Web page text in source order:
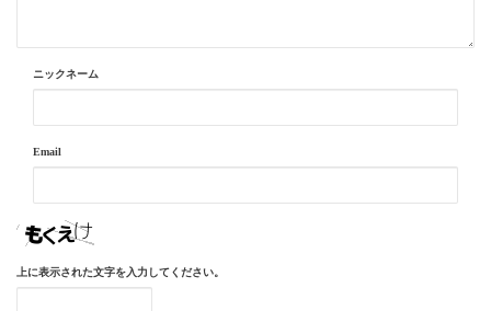
ニックネーム
Email
上に表示された文字を入力してください。